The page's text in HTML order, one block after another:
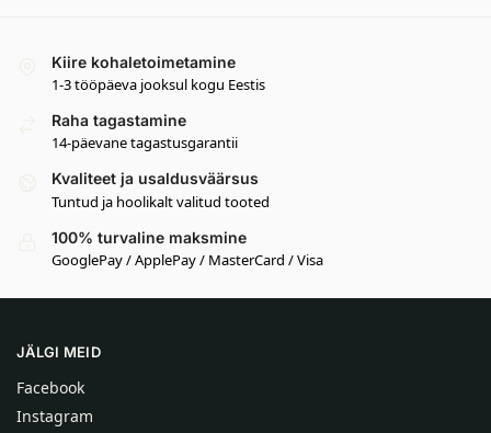
Kiire kohaletoimetamine
1-3 tööpäeva jooksul kogu Eestis
Raha tagastamine
14-päevane tagastusgarantii
Kvaliteet ja usaldusväärsus
Tuntud ja hoolikalt valitud tooted
100% turvaline maksmine
GooglePay / ApplePay / MasterCard / Visa
JÄLGI MEID
Facebook
Instagram